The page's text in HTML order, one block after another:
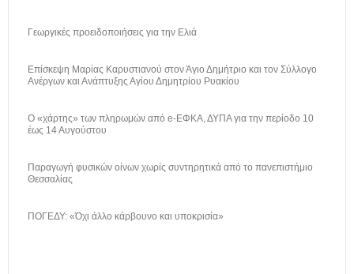
Γεωργικές προειδοποιήσεις για την Ελιά
Επίσκεψη Μαρίας Καρυστιανού στον Άγιο Δημήτριο και τον Σύλλογο
Ανέργων και Ανάπτυξης Αγίου Δημητρίου Ρυακίου
Ο «χάρτης» των πληρωμών από e-ΕΦΚΑ, ΔΥΠΑ για την περίοδο 10
έως 14 Αυγούστου
Παραγωγή φυσικών οίνων χωρίς συντηρητικά από το πανεπιστήμιο
Θεσσαλίας
ΠΟΓΕΔΥ: «Όχι άλλο κάρβουνο και υποκρισία»